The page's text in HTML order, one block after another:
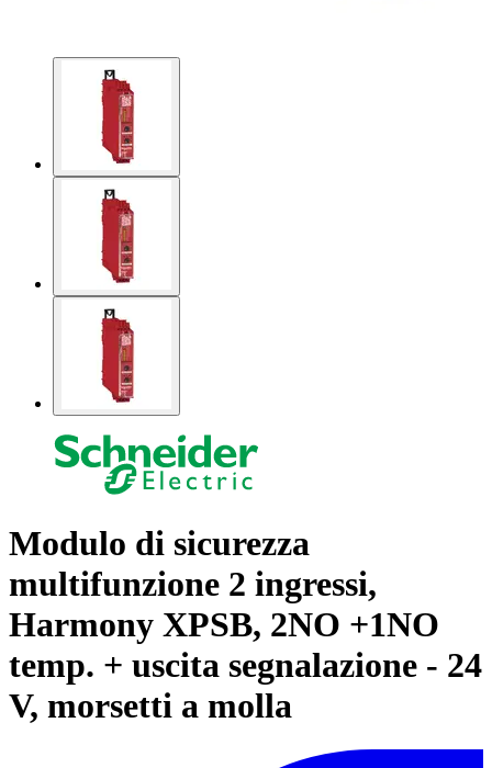
Modulo di sicurezza
multifunzione 2 ingressi,
Harmony XPSB, 2NO +1NO
temp. + uscita segnalazione - 24
V, morsetti a molla